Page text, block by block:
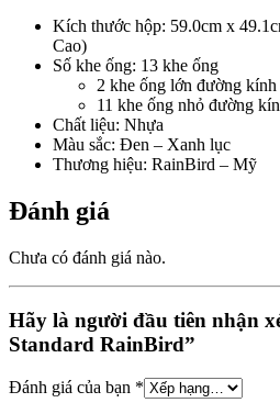
Kích thước hộp: 59.0cm x
Cao)
Số khe ống: 13 khe ống
2 khe ống lớn đường kính
11 khe ống nhỏ đường
Chất liệu: Nhựa
Màu sắc: Đen – Xanh lục
Thương hiệu: RainBird – Mỹ
Đánh giá
Chưa có đánh giá nào.
Hãy là người đầu tiên nhận
Standard RainBird”
Đánh giá của bạn *